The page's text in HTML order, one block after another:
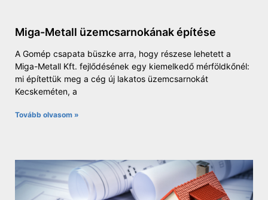
Miga-Metall üzemcsarnokának építése
A Gomép csapata büszke arra, hogy részese lehetett a
Miga-Metall Kft. fejlődésének egy kiemelkedő mérföldkőnél:
mi építettük meg a cég új lakatos üzemcsarnokát
Kecskeméten, a
Tovább olvasom »